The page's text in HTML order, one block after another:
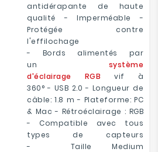
antidérapante de haute
qualité - Imperméable -
Protégée contre
l'effilochage
- Bords
alimentés par
un système
d'éclairage RGB vif à
360° - USB 2.0 - Longueur de
câble: 1.8 m - Plateforme: PC
& Mac - Rétroéclairage : RGB
- Compatible avec tous
types de capteurs
- Taille Medium